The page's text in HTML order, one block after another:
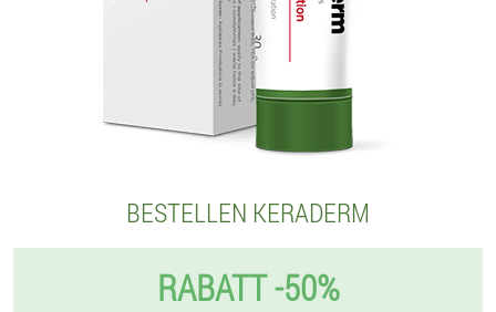
BESTELLEN KERADERM
RABATT -50%